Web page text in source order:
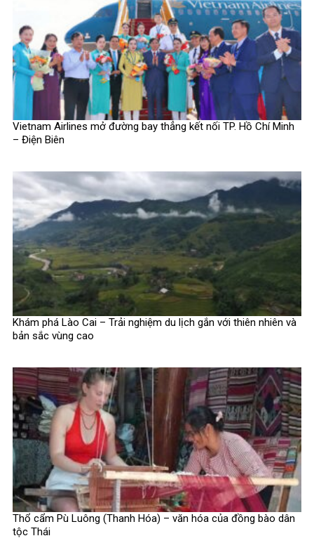
Vietnam Airlines mở đường bay thẳng kết nối TP. Hồ Chí Minh
– Điện Biên
Khám phá Lào Cai – Trải nghiệm du lịch gắn với thiên nhiên và
bản sắc vùng cao
Thổ cẩm Pù Luông (Thanh Hóa) – văn hóa của đồng bào dân
tộc Thái